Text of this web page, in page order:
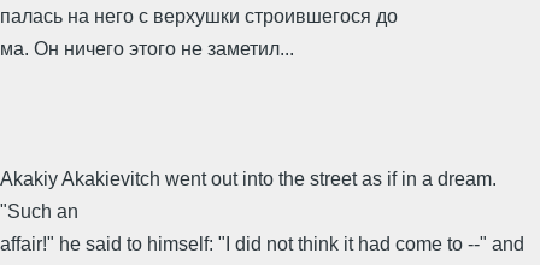
палась на него с верхушки строившегося до
ма. Он ничего этого не заметил...
Akakiy Akakievitch went out into the street as if in a dream.
"Such an
affair!" he said to himself: "I did not think it had come to --" and